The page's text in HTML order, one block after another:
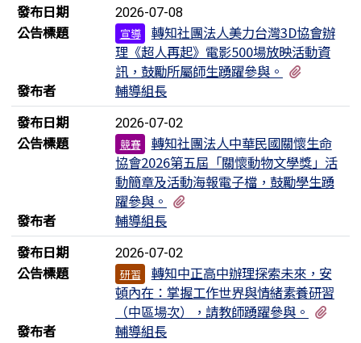
發布日期
2026-07-08
公告標題 宣導
轉知社團法人美力台灣3D協會辦
理《超人再起》電影500場放映活動資
訊，鼓勵所屬師生踴躍參與。
發布者
輔導組長
發布日期
2026-07-02
公告標題 競賽
轉知社團法人中華民國關懷生命
協會2026第五屆「關懷動物文學獎」活
動簡章及活動海報電子檔，鼓勵學生踴
躍參與。
發布者
輔導組長
發布日期
2026-07-02
公告標題 研習
轉知中正高中辦理探索未來，安
頓內在：掌握工作世界與情緒素養研習
（中區場次），請教師踴躍參與。
發布者
輔導組長